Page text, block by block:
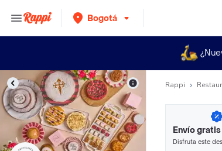
Bogotá
Rappi
Envío
Disfruta este